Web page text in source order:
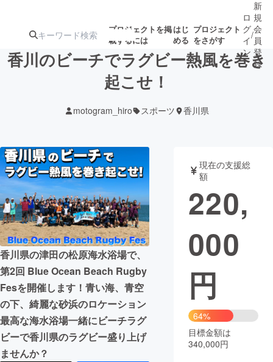
プロジェクトを掲
載するには
はじ
める
プロジェクト
をさがす
ターン
ジェクト
募集終了が近いプ
ロジェクト
アート・写真 音楽
テクノロジー・ガジェット ゲーム・サ
映像・映画
ビジネス・起業
まちづくり・地域活性化
CAMPFIRE for Social Good
CAMPFIRE Creation
CAMPFIREふるさと納税
コミュニティ
ロ
グ
イ
ン
/
新
規
会
員
登
録
香川のビーチでラグビー熱風を巻き
起こせ！
motogram_hiro スポーツ 香川県
香川県の津田の松原海水浴場で、
第2回 Blue Ocean Beach Rugby
Fesを開催します！青い海、青空
の下、綺麗な砂浜のロケーション
最高な海水浴場一緒にビーチラグ
ビーで香川県のラグビー盛り上げ
ませんか？
現在の支援総
額
220,
000
円
64%
目標金額は
340,000円